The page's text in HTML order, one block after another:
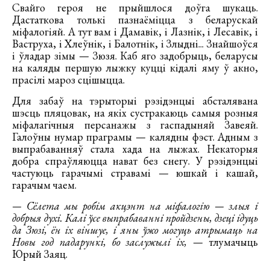
Свайго героя не прыйшлося доўга шукаць.
Дастаткова толькі пазнаёміцца з беларускай
міфалогіяй. А тут вам і Дамавік, і Лазнік, і Лесавік, і
Ваструха, і Хлеўнік, і Балотнік, і Злыдні... Знайшоўся
і ўладар зімы — Зюзя. Каб яго задобрыць, беларусы
на каляды першую лыжку куцці кідалі яму ў акно,
прасілі мароз сцішыцца.
Для забаў на тэрыторыі рэзідэнцыі абсталявана
шэсць пляцовак, на якіх сустракаюць самыя розныя
міфалагічныя персанажы з гаспадыняй Завеяй.
Галоўны нумар праграмы — калядны фэст. Адным з
выпрабаванняў стала хада на лыжах. Некаторыя
добра спраўляюцца нават без снегу. У рэзідэнцыі
частуюць гарачымі стравамі — юшкай і кашай,
гарачым чаем.
— Сёлета мы робім акцэнт на міфалогію — злыя і
добрыя духі. Калі ўсе выпрабаванні пройдзены, дзеці ідуць
да Зюзі, ён іх віншуе, і яны ўжо могуць атрымаць на
Новы год падарункі, бо заслужылі іх, — тлумачыць
Юрый Заяц.